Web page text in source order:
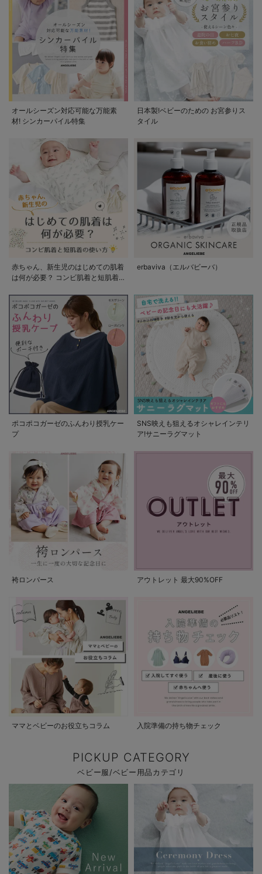
オールシーズン対応可能な万能素
材! シンカーパイル特集
日本製!ベビーのための お宮参りス
タイル
赤ちゃん、新生児のはじめての肌着
は何が必要？ コンビ肌着と短肌着
erbaviva（エルバビーバ）
ポコポコガーゼのふんわり授乳ケー
プ
SNS映えも狙えるオシャレインテリ
ア!サニーラグマット
袴ロンパース アウトレット 最大90%OFF
ママとベビーのお役立ちコラム 入院準備の持ち物チェック
PICKUP CATEGORY
ベビー服/ベビー用品カテゴリ